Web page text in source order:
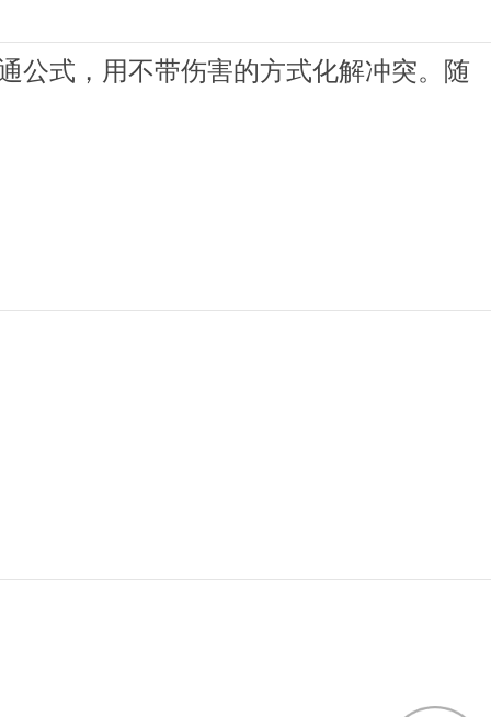
公式，用不带伤害的方式化解冲突。随